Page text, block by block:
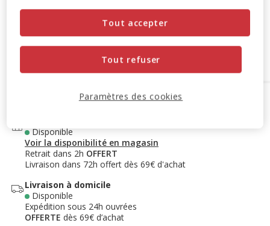
Prix 26.99€, 8.99 EUR par kg
26.99€ (8.99€ / kg)
Options de livraison
Disponible
Voir la disponibilité en magasin
Retrait dans 2h OFFERT
Livraison dans 72h offert dès 69€ d'achat
Livraison à domicile
Disponible
Expédition sous 24h ouvrées
OFFERTE dès 69€ d’achat
Tout refuser
Tout accepter
Paramètres des cookies